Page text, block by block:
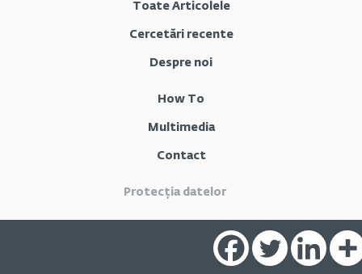
Toate Articolele
Cercetări recente
Despre noi
How To
Multimedia
Contact
Protecția datelor